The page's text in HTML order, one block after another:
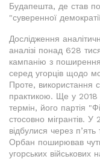
Будапешта, де став
"суверенної
Дослідження
аналізі понад 628
кампанію з
серед угорців щодо
Проте, використання
практикою. Ще у 2018
термін, його партія
стосовно мігрантів. У
відбулися через п’ять
Орбан поширював
угорських військових